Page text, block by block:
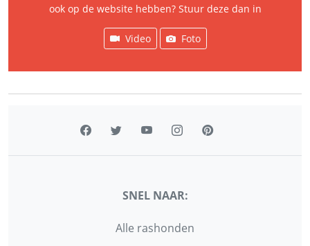
ook op de website hebben? Stuur deze dan in
Video Foto
SNEL NAAR:
Alle rashonden